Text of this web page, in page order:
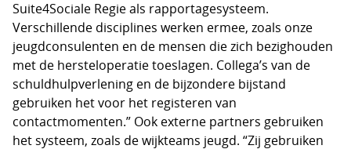
Suite4Sociale Regie als rapportagesysteem.
Verschillende disciplines werken ermee, zoals onze
jeugdconsulenten en de mensen die zich bezighouden
met de hersteloperatie toeslagen. Collega’s van de
schuldhulpverlening en de bijzondere bijstand
gebruiken het voor het registeren van
contactmomenten.” Ook externe partners gebruiken
het systeem, zoals de wijkteams jeugd. “Zij gebruiken